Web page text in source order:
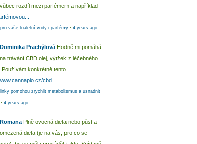
vůbec rozdíl mezi parfémem a například
vaše toaletní vody i parfémy · 4 years ago
Dominika Prachýlová Hodně mi pomáhá
na trávání CBD olej, výtžek z léčebného
Používám konkrétně tento
cbd...
pomohou zrychlit metabolismus a usnadnit
· 4 years ago
Romana Plně ovocná dieta nebo půst a
omezená dieta (je na vás, pro co se